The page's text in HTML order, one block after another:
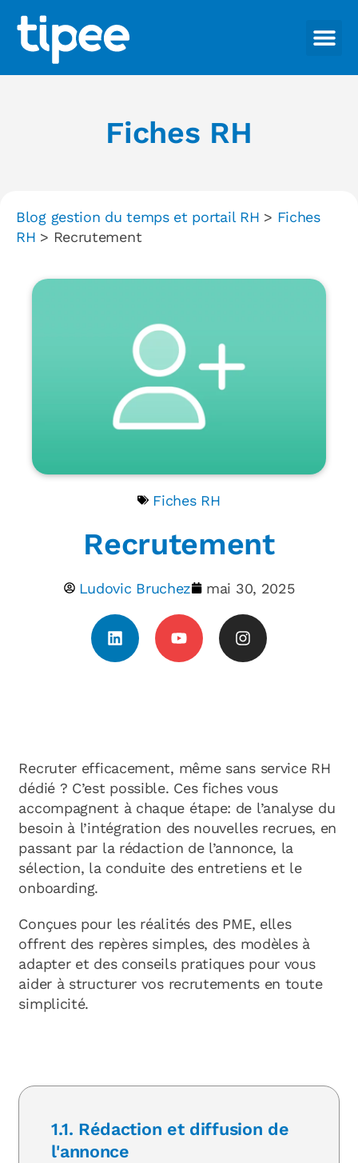
Fiches RH
Blog gestion du temps et portail RH > Fiches
RH > Recrutement
Fiches RH
Recrutement
Ludovic Bruchez mai 30, 2025
Recruter efficacement, même sans service RH
dédié ? C’est possible. Ces fiches vous
accompagnent à chaque étape: de l’analyse du
besoin à l’intégration des nouvelles recrues, en
passant par la rédaction de l’annonce, la
sélection, la conduite des entretiens et le
onboarding.
Conçues pour les réalités des PME, elles
offrent des repères simples, des modèles à
adapter et des conseils pratiques pour vous
aider à structurer vos recrutements en toute
simplicité.
1.1. Rédaction et diffusion de
l'annonce